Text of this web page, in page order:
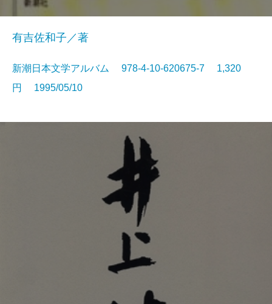
有吉佐和子／著
新潮日本文学アルバム 978-4-10-620675-7 1,320
円 1995/05/10